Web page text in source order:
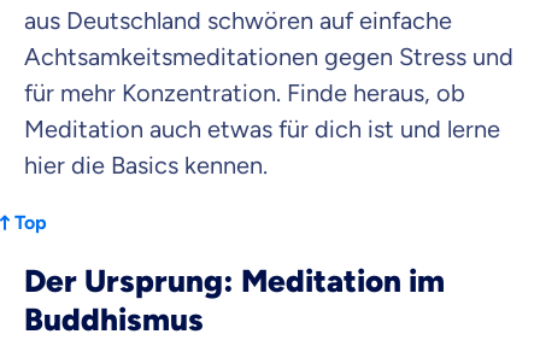
aus Deutschland schwören auf einfache
Achtsamkeitsmeditationen gegen Stress und
für mehr Konzentration. Finde heraus, ob
Meditation auch etwas für dich ist und lerne
hier die Basics kennen.
Top
Der Ursprung: Meditation im
Buddhismus
Zahnzusatz
Versicherung
Krankenhaus
Mit dem Abschicken meiner Daten erkläre ich meine Einwilligung
Kontaktaufnahme durch ottonova.